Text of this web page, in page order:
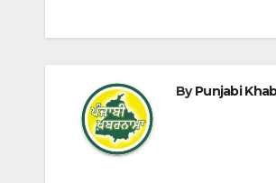
ByPunjabi